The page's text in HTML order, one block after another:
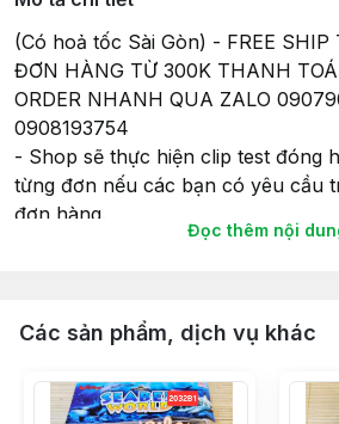
(Có hoả tốc Sài Gòn) - FREE SHIP
ĐƠN HÀNG TỪ 300K THANH
ORDER NHANH QUA ZALO
0908193754
- Shop sẽ thực hiện clip test đóng
từng đơn nếu các bạn có yêu cầu
đơn hàng.
- Tất cả các sản phẩm gửi đi, Shop
món đồ chơi khi gửi hàng giao cho
- Thời gian giao hàng sẽ theo như
TMĐT nên Bạn vui lòng đọc kỹ
Đọc thêm nội
Các sản phẩm, dịch vụ khác